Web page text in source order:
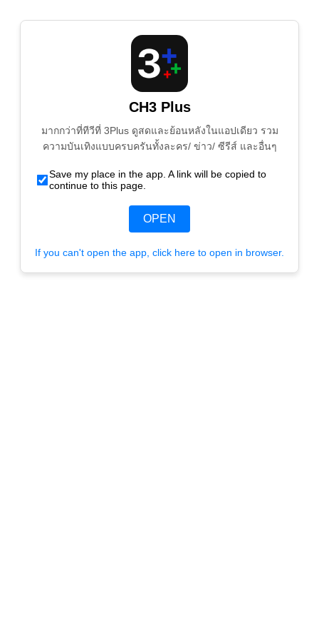
CH3 Plus
มากกว่าที่ทีวีที่ 3Plus ดูสดและย้อนหลังในแอปเดียว รวม
ความบันเทิงแบบครบครันทั้งละคร/ ข่าว/ ซีรีส์ และอื่นๆ
Save my place in the app. A link will be copied to
continue to this page.
OPEN
If you can't open the app, click here to open in browser.